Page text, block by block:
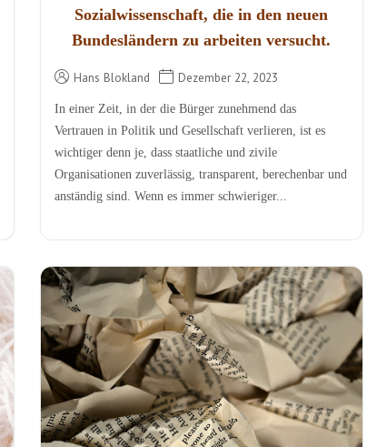
Sozialwissenschaft, die in den neuen
Bundesländern zu arbeiten versucht.
Hans Blokland Dezember 22, 2023
In einer Zeit, in der die Bürger zunehmend das
Vertrauen in Politik und Gesellschaft verlieren, ist es
wichtiger denn je, dass staatliche und zivile
Organisationen zuverlässig, transparent, berechenbar und
anständig sind. Wenn es immer schwieriger...